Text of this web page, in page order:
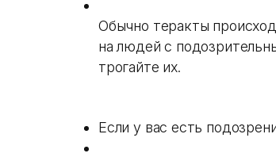
Обычно теракты
на людей с
трогайте их.
Если у вас есть